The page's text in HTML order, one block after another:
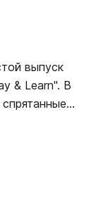
выпуск
& Learn". В
Рассказ